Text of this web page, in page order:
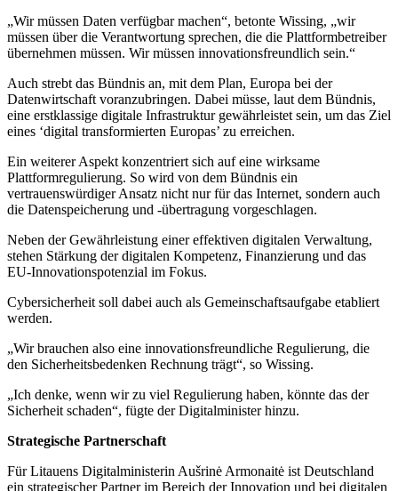
„Wir müssen Daten verfügbar machen“, betonte Wissing, „wir
müssen über die Verantwortung sprechen, die die Plattformbetreiber
übernehmen müssen. Wir müssen innovationsfreundlich sein.“
Auch strebt das Bündnis an, mit dem Plan, Europa bei der
Datenwirtschaft voranzubringen. Dabei müsse, laut dem Bündnis,
eine erstklassige digitale Infrastruktur gewährleistet sein, um das Ziel
eines ‘digital transformierten Europas’ zu erreichen.
Ein weiterer Aspekt konzentriert sich auf eine wirksame
Plattformregulierung. So wird von dem Bündnis ein
vertrauenswürdiger Ansatz nicht nur für das Internet, sondern auch
die Datenspeicherung und -übertragung vorgeschlagen.
Neben der Gewährleistung einer effektiven digitalen Verwaltung,
stehen Stärkung der digitalen Kompetenz, Finanzierung und das
EU-Innovationspotenzial im Fokus.
Cybersicherheit soll dabei auch als Gemeinschaftsaufgabe etabliert
werden.
„Wir brauchen also eine innovationsfreundliche Regulierung, die
den Sicherheitsbedenken Rechnung trägt“, so Wissing.
„Ich denke, wenn wir zu viel Regulierung haben, könnte das der
Sicherheit schaden“, fügte der Digitalminister hinzu.
Strategische Partnerschaft
Für Litauens Digitalministerin Aušrinė Armonaitė ist Deutschland
ein strategischer Partner im Bereich der Innovation und bei digitalen